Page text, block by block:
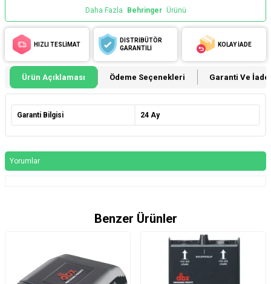
Daha Fazla Behringer Ürünü
HIZLI TESLİMAT
DİSTRİBÜTÖR
GARANTİLİ
KOLAY İADE
Ürün Açıklaması Ödeme Seçenekleri Garanti Ve İade
Garanti Bilgisi 24 Ay
Yorumlar
Benzer Ürünler